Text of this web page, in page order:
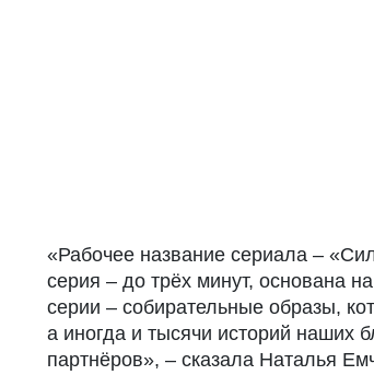
«Рабочее название сериала –
серия – до трёх минут, основана
серии – собирательные образы,
а иногда и тысячи историй наших
партнёров», – сказала Наталья